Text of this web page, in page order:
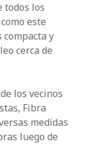
todos los
este
compacta y
cerca de
los vecinos
Fibra
medidas
luego de